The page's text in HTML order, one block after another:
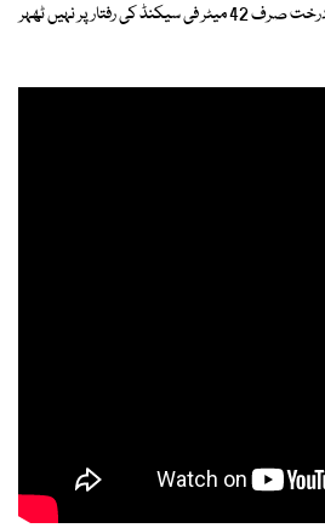
پھینکتے ہیں جبکہ ایک مضبوط درخت صرف 42 میٹر فی سیکنڈ کی رفتار پر نہیں ٹھہر